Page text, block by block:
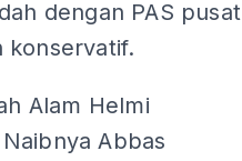
dengan PAS pusat
konservatif.
Alam Helmi
Abbas